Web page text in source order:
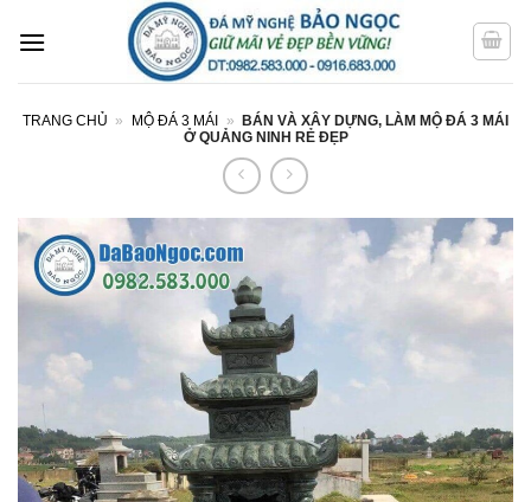
qua
TRANG CHỦ » MỘ ĐÁ 3 MÁI »
BÁN VÀ XÂY DỰNG, LÀM MỘ ĐÁ 3 MÁI
Ở QUẢNG NINH RẺ ĐẸP